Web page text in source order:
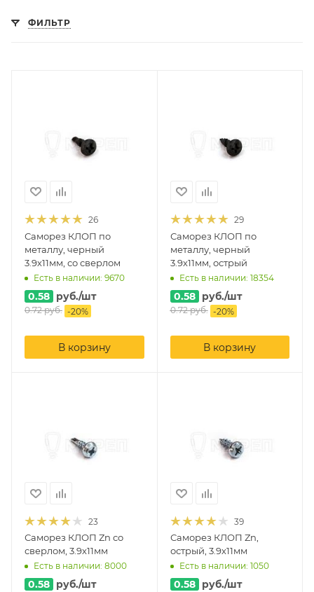
ФИЛЬТР
26
Саморез КЛОП по
металлу, черный
3.9х11мм, со сверлом
Есть в наличии: 9670
0.58 руб./шт
0.72руб. -20%
В корзину
29
Саморез КЛОП по
металлу, черный
3.9х11мм, острый
Есть в наличии: 18354
0.58 руб./шт
0.72руб. -20%
В корзину
23
Саморез КЛОП Zn со
сверлом, 3.9х11мм
Есть в наличии: 8000
0.58 руб./шт
39
Саморез КЛОП Zn,
острый, 3.9х11мм
Есть в наличии: 1050
0.58 руб./шт